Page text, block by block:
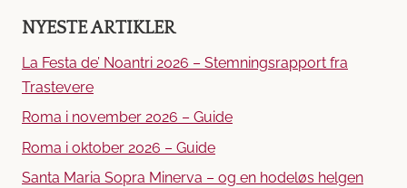
NYESTE ARTIKLER
La Festa de’ Noantri 2026 – Stemningsrapport fra
Trastevere
Roma i november 2026 – Guide
Roma i oktober 2026 – Guide
Santa Maria Sopra Minerva – og en hodeløs helgen